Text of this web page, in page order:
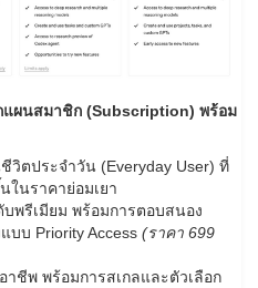
แผนสมาชิก (Subscription) พร้อม
วิตประจำวัน (Everyday User) ที่
ในราคาย่อมเยา
พรีเมียม พร้อมการตอบสนอง
บบ Priority Access (ราคา 699
าชีพ พร้อมการสเกลและตัวเลือก